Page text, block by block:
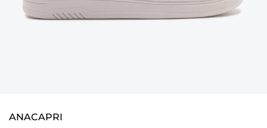
ANACAPRI